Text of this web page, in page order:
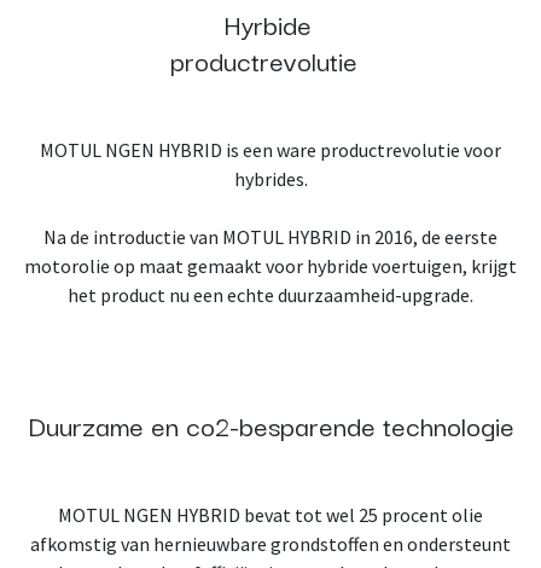
Hyrbide
productrevolutie
MOTUL NGEN HYBRID is een ware productrevolutie voor
hybrides.
Na de introductie van MOTUL HYBRID in 2016, de eerste
motorolie op maat gemaakt voor hybride voertuigen, krijgt
het product nu een echte duurzaamheid-upgrade.
Duurzame en co2-besparende technologie
MOTUL NGEN HYBRID bevat tot wel 25 procent olie
afkomstig van hernieuwbare grondstoffen en ondersteunt